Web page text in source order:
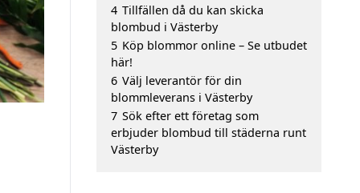
4 Tillfällen då du kan skicka
blombud i Västerby
5 Köp blommor online – Se utbudet
här!
6 Välj leverantör för din
blommleverans i Västerby
7 Sök efter ett företag som
erbjuder blombud till städerna runt
Västerby